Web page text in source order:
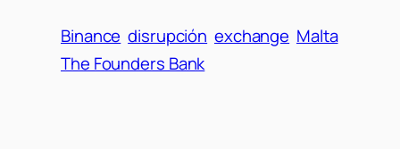
Binance disrupción exchange Malta
The Founders Bank